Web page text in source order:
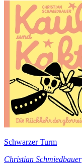
Schwarzer Turm
Christian Schmiedbauer